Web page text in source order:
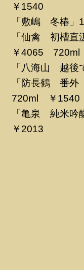
￥1540
「敷嶋 冬椿
「仙禽 初槽
￥4065
「八海山 越
「防長鶴 番
720ml ￥1540
「亀泉 純米
￥2013